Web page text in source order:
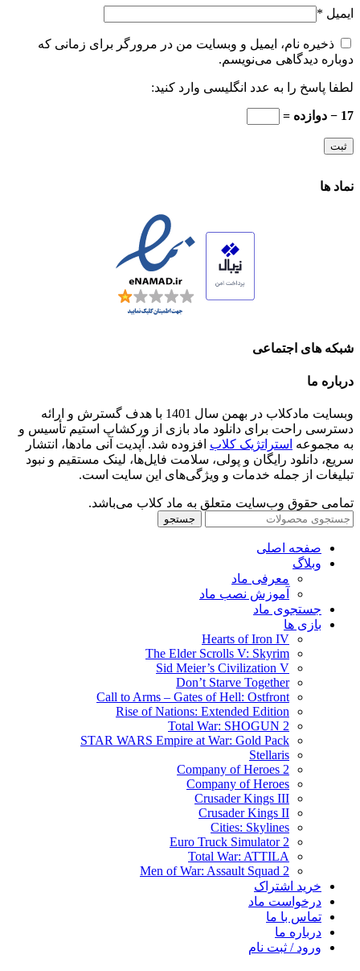
ایمیل *
ذخیره نام، ایمیل و وبسایت من در مرورگر برای زمانی که
دوباره دیدگاهی می‌نویسم.
لطفا پاسخ را به عدد انگلیسی وارد کنید:
17 − دوازده =
نماد ها
شبکه های اجتماعی
درباره ما
وبسایت مادکلاب در بهمن سال 1401 با هدف گسترش و ارائه
دسترسی راحت برای دانلود ماد بازی از ورکشاپ استیم تأسیس و
به مجموعه استراتژیک کلاب افزوده شد. آپدیت آنی مادها، انتشار
سریع، دانلود رایگان و پولی، سلامت فایل‌ها، لینک مستقیم و نبود
تبلیغات از جمله خدمات و ویژگی‌های این سایت است.
تمامی حقوق وب‌سایت متعلق به ماد کلاب می‌باشد.
جستجو
صفحه اصلی
وبلاگ
معرفی ماد
آموزش نصب ماد
جستجوی ماد
بازی ها
Hearts of Iron IV
The Elder Scrolls V: Skyrim
Sid Meier’s Civilization V
Don’t Starve Together
Call to Arms – Gates of Hell: Ostfront
Rise of Nations: Extended Edition
Total War: SHOGUN 2
STAR WARS Empire at War: Gold Pack
Stellaris
Company of Heroes 2
Company of Heroes
Crusader Kings III
Crusader Kings II
Cities: Skylines
Euro Truck Simulator 2
Total War: ATTILA
Men of War: Assault Squad 2
خرید اشتراک
درخواست ماد
تماس با ما
درباره ما
ورود / ثبت نام